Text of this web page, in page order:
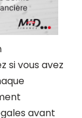
si vous avez
avant